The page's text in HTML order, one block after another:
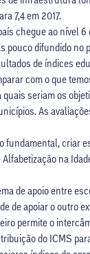
7,4 em 2017.
chegue ao nível
difundido
de índices
com o que
seriam os
As
criar
na
de apoio entre
de apoiar o outro
permite o
do ICMS